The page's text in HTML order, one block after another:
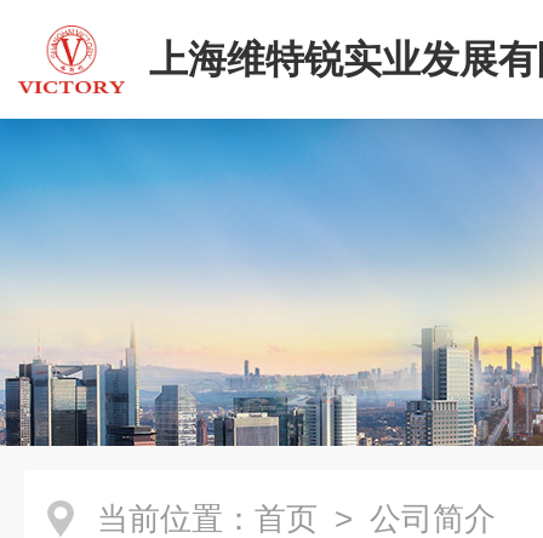
上海维特锐实业发展
当前位置： 首页 > 公司简介